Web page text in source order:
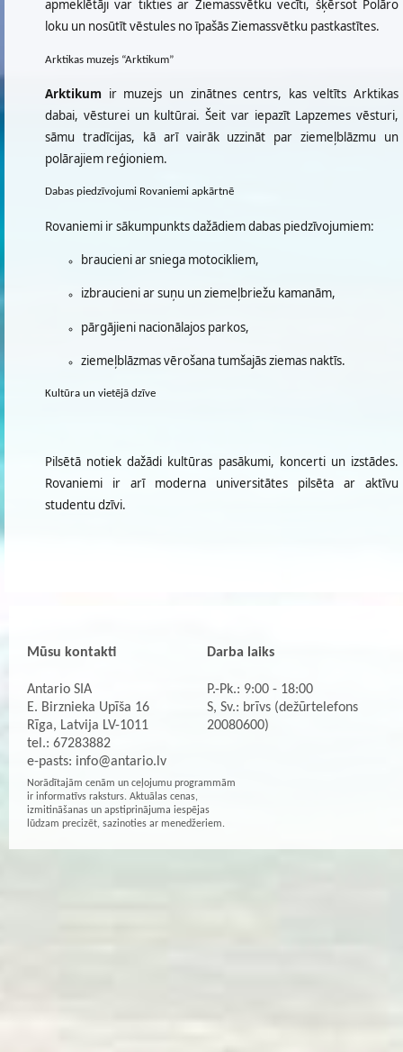
apmeklētāji var tikties ar Ziemassvētku vecīti, šķērsot Polāro
loku un nosūtīt vēstules no īpašās Ziemassvētku pastkastītes.
Arktikas muzejs “Arktikum”
Arktikum ir muzejs un zinātnes centrs, kas veltīts Arktikas
dabai, vēsturei un kultūrai. Šeit var iepazīt Lapzemes vēsturi,
sāmu tradīcijas, kā arī vairāk uzzināt par ziemeļblāzmu un
polārajiem reģioniem.
Dabas piedzīvojumi Rovaniemi apkārtnē
Rovaniemi ir sākumpunkts dažādiem dabas piedzīvojumiem:
braucieni ar sniega motocikliem,
izbraucieni ar suņu un ziemeļbriežu kamanām,
pārgājieni nacionālajos parkos,
ziemeļblāzmas vērošana tumšajās ziemas naktīs.
Kultūra un vietējā dzīve
Pilsētā notiek dažādi kultūras pasākumi, koncerti un izstādes.
Rovaniemi ir arī moderna universitātes pilsēta ar aktīvu
studentu dzīvi.
Mūsu kontakti
Antario SIA
E. Birznieka Upīša 16
Rīga, Latvija LV-1011
tel.: 67283882
e-pasts: info@antario.lv
Darba laiks
P.-Pk.: 9:00 - 18:00
S, Sv.: brīvs (dežūrtelefons
20080600)
Norādītajām cenām un ceļojumu programmām
ir informatīvs raksturs. Aktuālas cenas,
izmitināšanas un apstiprinājuma iespējas
lūdzam precizēt, sazinoties ar menedžeriem.